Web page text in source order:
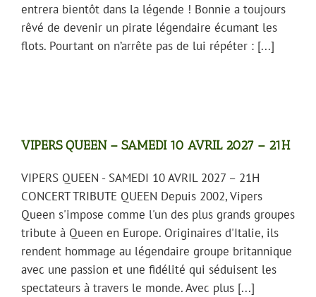
entrera bientôt dans la légende ! Bonnie a toujours
rêvé de devenir un pirate légendaire écumant les
flots. Pourtant on n’arrête pas de lui répéter : [...]
VIPERS QUEEN – SAMEDI 10 AVRIL 2027 – 21H
VIPERS QUEEN - SAMEDI 10 AVRIL 2027 – 21H
CONCERT TRIBUTE QUEEN Depuis 2002, Vipers
Queen s'impose comme l'un des plus grands groupes
tribute à Queen en Europe. Originaires d'Italie, ils
rendent hommage au légendaire groupe britannique
avec une passion et une fidélité qui séduisent les
spectateurs à travers le monde. Avec plus [...]